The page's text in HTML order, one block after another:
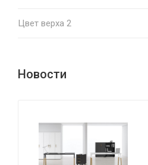
Цвет верха 2
Новости